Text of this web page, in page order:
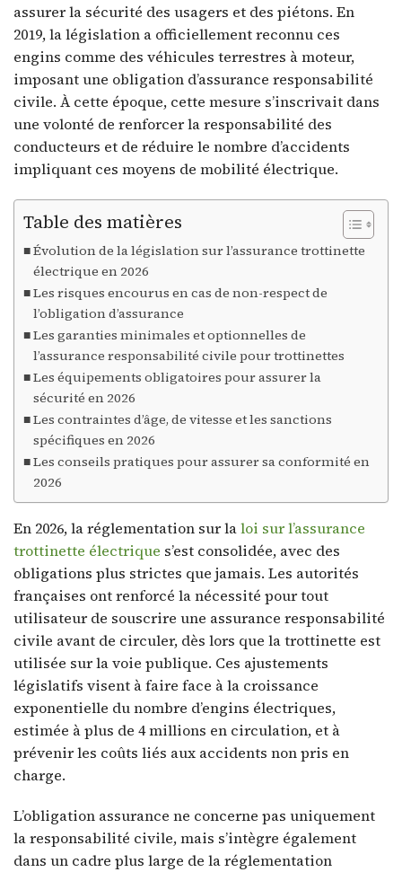
assurer la sécurité des usagers et des piétons. En
2019, la législation a officiellement reconnu ces
engins comme des véhicules terrestres à moteur,
imposant une obligation d’assurance responsabilité
civile. À cette époque, cette mesure s’inscrivait dans
une volonté de renforcer la responsabilité des
conducteurs et de réduire le nombre d’accidents
impliquant ces moyens de mobilité électrique.
Table des matières
Évolution de la législation sur l’assurance trottinette
électrique en 2026
Les risques encourus en cas de non-respect de
l’obligation d’assurance
Les garanties minimales et optionnelles de
l’assurance responsabilité civile pour trottinettes
Les équipements obligatoires pour assurer la
sécurité en 2026
Les contraintes d’âge, de vitesse et les sanctions
spécifiques en 2026
Les conseils pratiques pour assurer sa conformité en
2026
En 2026, la réglementation sur laloi sur l’assurance
trottinette électrique s’est consolidée, avec des
obligations plus strictes que jamais. Les autorités
françaises ont renforcé la nécessité pour tout
utilisateur de souscrire une assurance responsabilité
civile avant de circuler, dès lors que la trottinette est
utilisée sur la voie publique. Ces ajustements
législatifs visent à faire face à la croissance
exponentielle du nombre d’engins électriques,
estimée à plus de 4 millions en circulation, et à
prévenir les coûts liés aux accidents non pris en
charge.
L’obligation assurance ne concerne pas uniquement
la responsabilité civile, mais s’intègre également
dans un cadre plus large de la réglementation